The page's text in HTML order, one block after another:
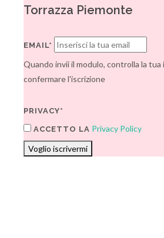
Torrazza Piemonte
EMAIL*
Quando invii il modulo, controlla la tua
confermare l'iscrizione
PRIVACY*
ACCETTO LA Privacy Policy
Voglio iscrivermi